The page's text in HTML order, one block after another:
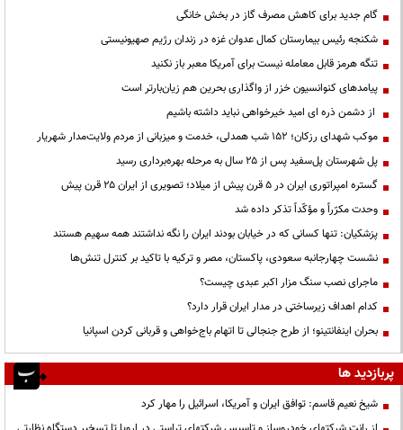
گام جدید برای کاهش مصرف گاز در بخش خانگی
شکنجه رئیس بیمارستان کمال عدوان غزه در زندان رژیم صهیونیستی
تنگه هرمز قابل معامله نیست برای آمریکا معبر باز نکنید
پیامدهای کنوانسیون خزر از واگذاری بحرین هم زیان‌بارتر است
از دشمن ذره ای امید خیرخواهی نباید داشته باشیم
موکب شهدای رزکان؛ ۱۵۲ شب همدلی، خدمت و میزبانی از مردم ولایت‌مدار شهریار
پل شهرستان پل‌سفید پس از ۲۵ سال به مرحله بهره‌برداری رسید
گستره امپراتوری ایران در ۵ قرن پیش از میلاد؛ تصویری از ایران ۲۵ قرن پیش
وحدت مکرّراً و مؤکّداً تذکر داده شد
پزشکیان: تنها کسانی که در خیابان بودند ایران را نگه نداشتند همه سهیم هستند
نشست چهارجانبه سعودی، پاکستان، مصر و ترکیه با تاکید بر کنترل تنش‌ها
ماجرای نصب سنگ مزار اکبر عبدی چیست؟
کدام اهداف زیرساختی در مدار ایران قرار دارد؟
بحران اینفانتینو؛ از طرح جنجالی تا اتهام باج‌خواهی و قربانی کردن اسپانیا
پربازدید ها
شیخ نعیم قاسم: توافق ایران و آمریکا، اسرائیل را مهار کرد